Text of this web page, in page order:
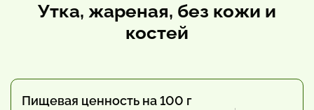
Утка, жареная, без кожи и
костей
Пищевая ценность на 100 г